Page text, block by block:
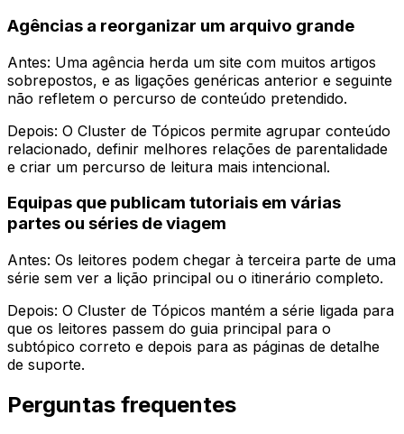
Agências a reorganizar um arquivo grande
Antes: Uma agência herda um site com muitos artigos
sobrepostos, e as ligações genéricas anterior e seguinte
não refletem o percurso de conteúdo pretendido.
Depois: O Cluster de Tópicos permite agrupar conteúdo
relacionado, definir melhores relações de parentalidade
e criar um percurso de leitura mais intencional.
Equipas que publicam tutoriais em várias
partes ou séries de viagem
Antes: Os leitores podem chegar à terceira parte de uma
série sem ver a lição principal ou o itinerário completo.
Depois: O Cluster de Tópicos mantém a série ligada para
que os leitores passem do guia principal para o
subtópico correto e depois para as páginas de detalhe
de suporte.
Perguntas frequentes